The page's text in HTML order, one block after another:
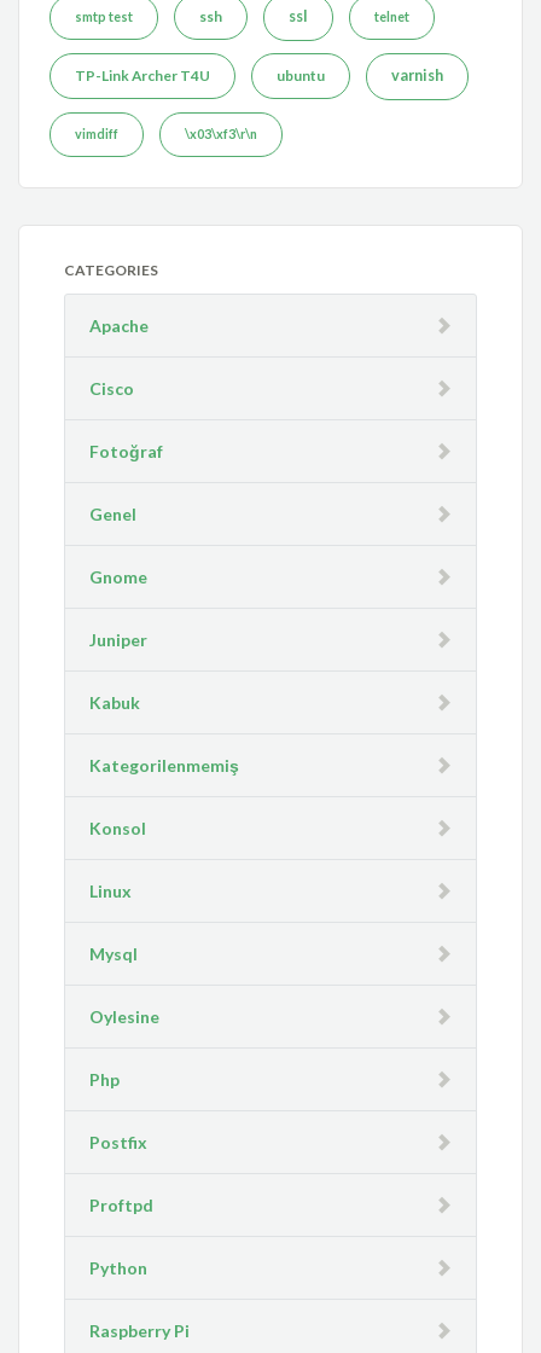
smtp test ssh ssl telnet
TP-Link Archer T4U ubuntu varnish
vimdiff \x03\xf3\r\n
CATEGORIES
Apache
Cisco
Fotoğraf
Genel
Gnome
Juniper
Kabuk
Kategorilenmemiş
Konsol
Linux
Mysql
Oylesine
Php
Postfix
Proftpd
Python
Raspberry Pi